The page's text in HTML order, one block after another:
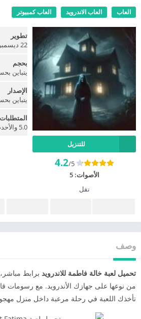
العاب العاب الاندرويد العاب كمبيوتر
للتنزيل
4.2/5
الأصوات:5
نقل
تطوير
22 ديسمبر، 2025
بحجم
يتباين
الإصدار
يتباين
المتطلبات
5.0 والأحدث
وصف
تحميل لعبة خالة فاطمة للاندرويد برابط
من نوعها على جهازك الأندرويد. مع رسومات
تأخذك اللعبة في رحلة مرعبة داخل منزل